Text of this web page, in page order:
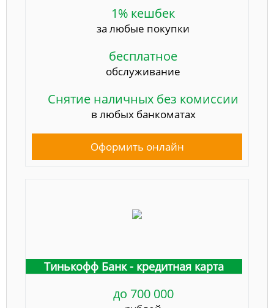
1% кешбек
за любые покупки
бесплатное
обслуживание
Снятие наличных без комиссии
в любых банкоматах
Оформить онлайн
Тинькофф Банк - кредитная карта
до 700 000